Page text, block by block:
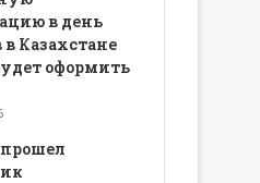
в день
в Казахстане
оформить